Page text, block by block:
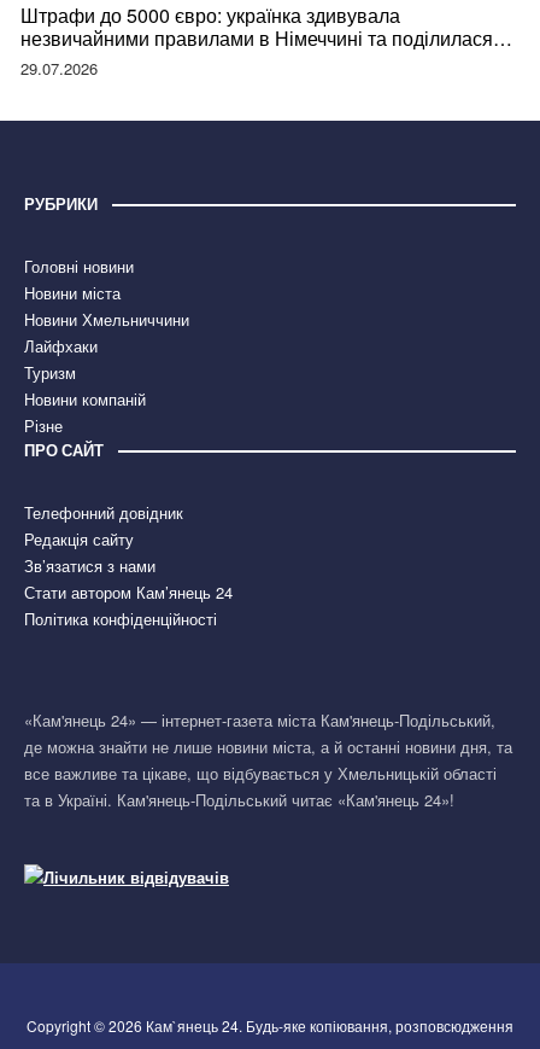
Штрафи до 5000 євро: українка здивувала
незвичайними правилами в Німеччині та поділилася
правдою
29.07.2026
РУБРИКИ
Головні новини
Новини міста
Новини Хмельниччини
Лайфхаки
Туризм
Новини компаній
Різне
ПРО САЙТ
Телефонний довідник
Редакція сайту
Зв’язатися з нами
Стати автором Кам’янець 24
Політика конфіденційності
«Кам'янець 24» — інтернет-газета міста Кам'янець-Подільський,
де можна знайти не лише новини міста, а й останні новини дня, та
все важливе та цікаве, що відбувається у Хмельницькій області
та в Україні. Кам'янець-Подільський читає «Кам'янець 24»!
Copyright © 2026 Кам`янець 24. Будь-яке копіювання, розповсюдження